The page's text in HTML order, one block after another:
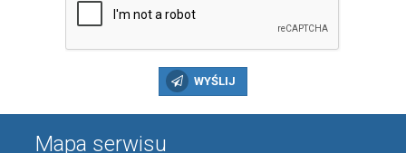
WYŚLIJ
Mapa serwisu